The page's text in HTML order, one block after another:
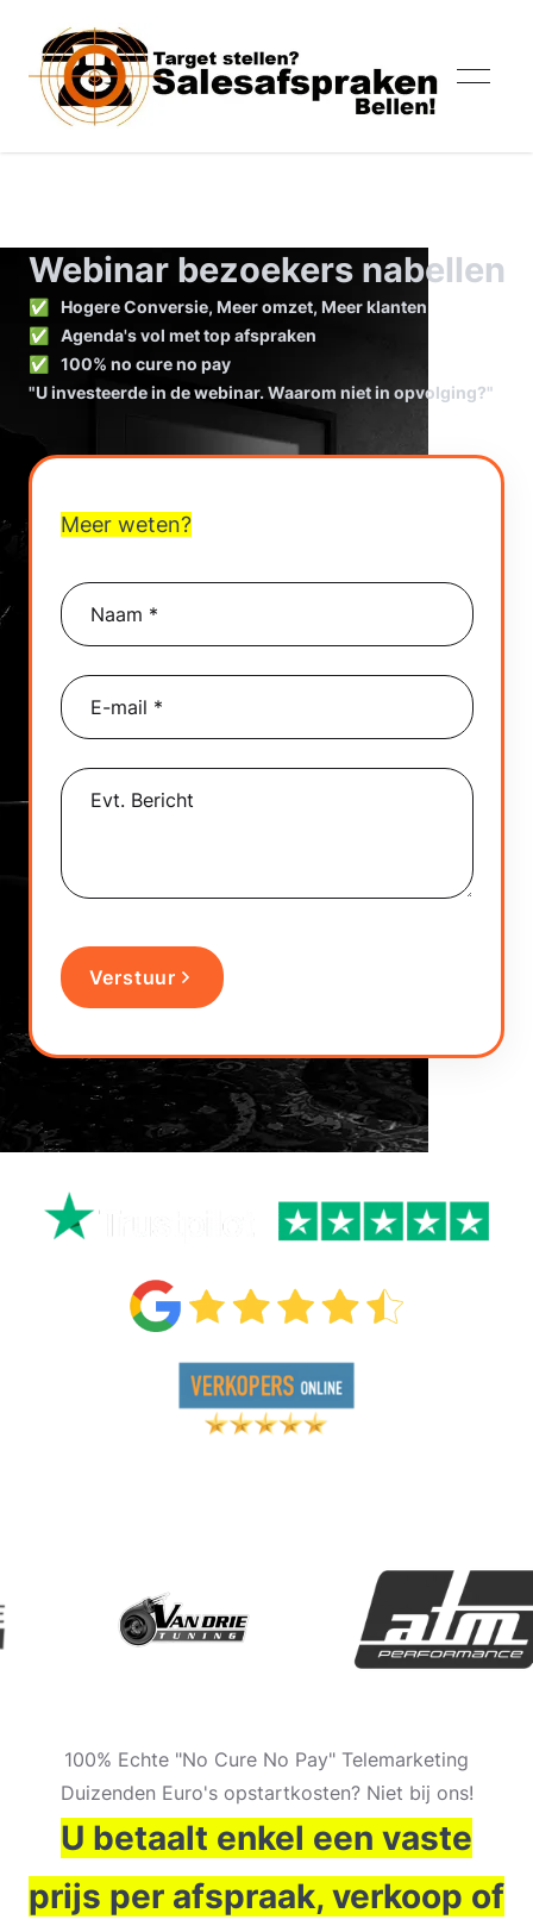
Webinar bezoekers nabellen
✅
Hogere Conversie, Meer omzet, Meer klanten
✅
Agenda's vol met top afspraken
✅
100% no cure no pay
"U investeerde in de webinar. Waarom niet in opvolging?"
Contact
Meer weten?
Naam *
E-mail *
Evt. Bericht
Verstuur
100% Echte "No Cure No Pay" Telemarketing
Duizenden Euro's opstartkosten? Niet bij ons!
U betaalt enkel een vaste
prijs per afspraak, verkoop of